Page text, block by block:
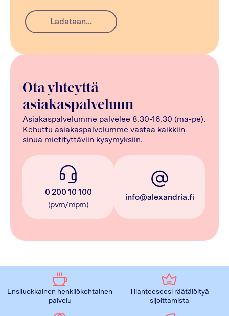
Ota yhteyttä
asiakaspalveluun
Asiakaspalvelumme palvelee 8.30-16.30 (ma-pe).
Kehuttu asiakaspalvelumme vastaa kaikkiin
sinua mietityttäviin kysymyksiin.
0 200 10 100
(pvm/mpm)
info@alexandria.fi
Ladataan...
Ensiluokkainen henkilökohtainen
palvelu
Tilanteeseesi räätälöityä
sijoittamista